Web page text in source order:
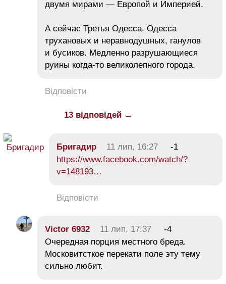
двумя мирами — Европой и Империей.
А сейчас Третья Одесса. Одесса
трухановых и неравнодушных, ганулов
и бусиков. Медленно разрушающиеся
руины когда-то великолепного города.
Відповісти
13 відповідей →
Бригадир 11 лип, 16:27
-1
https://www.facebook.com/watch/?
v=148193…
Відповісти
Victor 6932 11 лип, 17:37
-4
Очередная порция местного бреда.
Московитсткое перекати поле эту тему
сильно любит.